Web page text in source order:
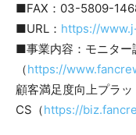
■FAX：03-5809-
■URL： https://
■事業内容：モニター
（https://
顧客満足度向上プラ
CS（https://